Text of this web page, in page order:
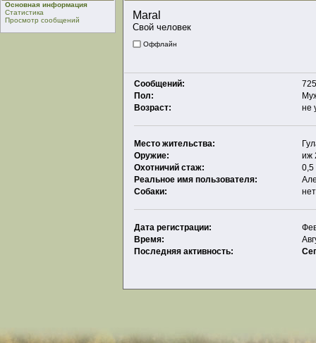
Основная информация
Статистика
Просмотр сообщений
Maral
Свой человек
Оффлайн
Сообщений:
Пол:
Возраст:
не
Место жительства:
Оружие:
иж
Охотничий стаж:
0,5
Реальное имя пользователя:
Собаки:
нет
Дата регистрации:
Время:
Последняя активность: